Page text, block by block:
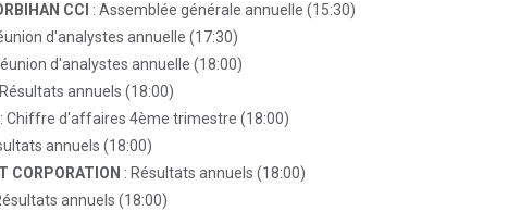
CCI : Assemblée générale annuelle (15:30)
d'analystes annuelle (17:30)
d'analystes annuelle (18:00)
annuels (18:00)
: Chiffre d'affaires 4ème trimestre (18:00)
annuels (18:00)
CORPORATION : Résultats annuels (18:00)
annuels (18:00)